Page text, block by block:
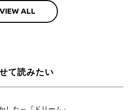
VIEW ALL
て読みたい